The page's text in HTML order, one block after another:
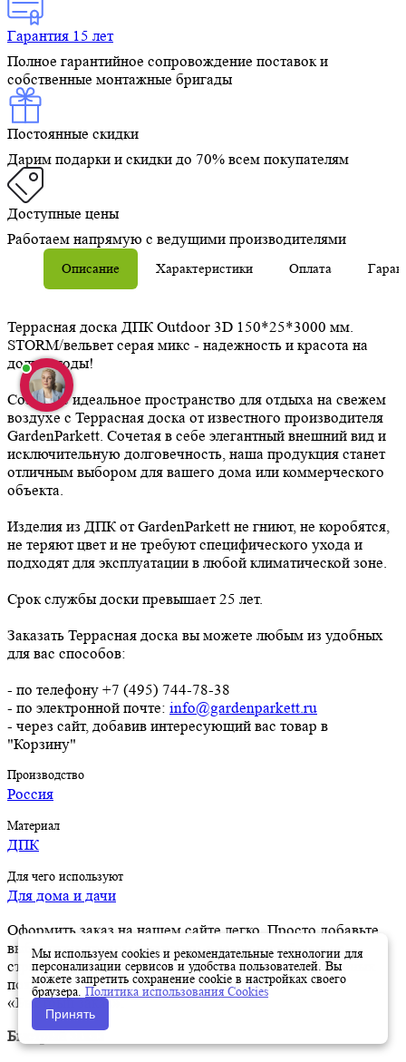
Гарантия 15 лет
Полное гарантийное сопровождение поставок и
собственные монтажные бригады
Постоянные скидки
Дарим подарки и скидки до 70% всем покупателям
Доступные цены
Работаем напрямую с ведущими производителями
Описание Характеристики Оплата
Террасная доска ДПК Outdoor 3D 150*25*3000 мм.
STORM/вельвет серая микс - надежность и красота на
долгие годы!
Создайте идеальное пространство для отдыха на свежем
воздухе с Террасная доска от известного производителя
GardenParkett. Сочетая в себе элегантный внешний вид и
исключительную долговечность, наша продукция станет
отличным выбором для вашего дома или коммерческого
объекта.
Изделия из ДПК от GardenParkett не гниют, не коробятся,
не теряют цвет и не требуют специфического ухода и
подходят для эксплуатации в любой климатической зоне.
Срок службы доски превышает 25 лет.
Заказать Террасная доска вы можете любым из удобных
для вас способов:
- по телефону +7 (495) 744-78-38
- по электронной почте: info@gardenparkett.ru
- через сайт, добавив интересующий вас товар в
"Корзину"
Производство
Россия
Материал
ДПК
Для чего используют
Для дома и дачи
Оформить заказ на нашем сайте легко. Просто добавьте
выбранные товары в корзину, а затем перейдите на
страницу Корзина, проверьте правильность заказанных
позиций и нажмите кнопку «Оформить заказ» или
«Быстрый заказ».
Быстрый заказ
Мы используем cookies и рекомендательные технологии для
персонализации сервисов и удобства пользователей. Вы
можете запретить сохранение cookie в настройках своего
браузера. Политика использования Cookies
Принять